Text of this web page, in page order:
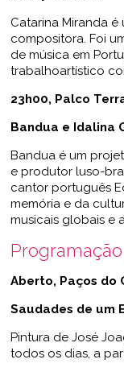
Catarina Miranda
compositora. Foi
de música em
trabalhoartístico
23h00, Palco
Bandua e Idalina
Bandua é um
e produtor luso-
cantor português
memória e da
musicais globais e
Aberto, Paços do
Saudades de um
Pintura de José
todos os dias, a